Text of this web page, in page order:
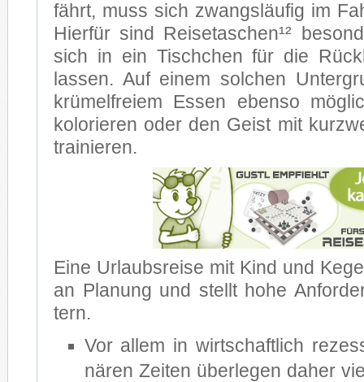
fährt, muss sich zwangs­läu­fig im
Hier­für sind Rei­se­ta­schen¹²
sich in ein Tisch­chen für die
las­sen. Auf ei­nem sol­chen
krü­mel­frei­em Es­sen eben­so
ko­lo­rie­ren oder den Geist mit
trai­nie­ren.
Eine Ur­laubs­rei­se mit Kind und
an Pla­nung und stellt hohe
tern.
Vor al­lem in wirt­schaft­lich
nä­ren Zei­ten über­le­gen da­her